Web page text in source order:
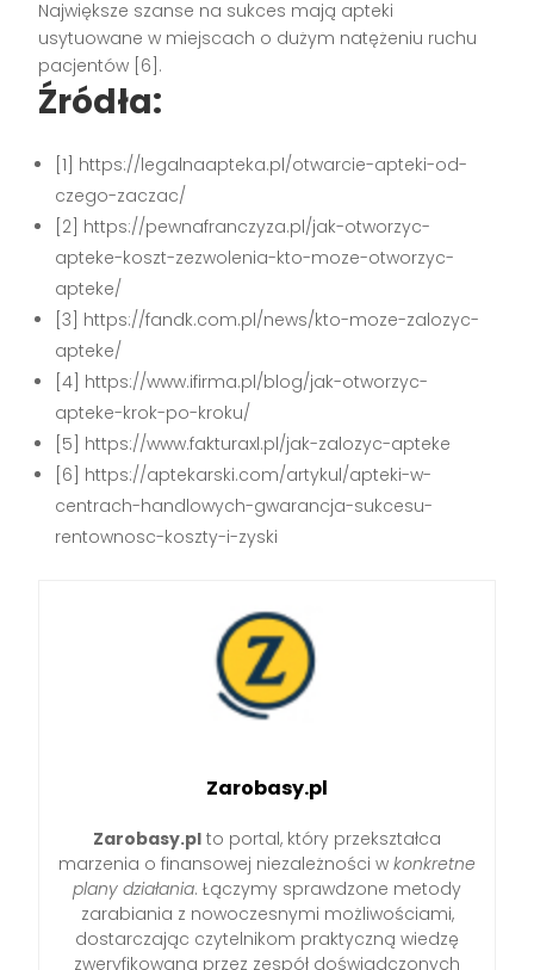
Największe szanse na sukces mają apteki
usytuowane w miejscach o dużym natężeniu ruchu
pacjentów [6] .
Źródła:
[1] https://legalnaapteka.pl/otwarcie-apteki-od-
czego-zaczac/
[2] https://pewnafranczyza.pl/jak-otworzyc-
apteke-koszt-zezwolenia-kto-moze-otworzyc-
apteke/
[3] https://fandk.com.pl/news/kto-moze-zalozyc-
apteke/
[4] https://www.ifirma.pl/blog/jak-otworzyc-
apteke-krok-po-kroku/
[5] https://www.fakturaxl.pl/jak-zalozyc-apteke
[6] https://aptekarski.com/artykul/apteki-w-
centrach-handlowych-gwarancja-sukcesu-
rentownosc-koszty-i-zyski
Zarobasy.pl
Zarobasy.pl to portal, który przekształca
marzenia o finansowej niezależności w konkretne
plany działania. Łączymy sprawdzone metody
zarabiania z nowoczesnymi możliwościami,
dostarczając czytelnikom praktyczną wiedzę
zweryfikowaną przez zespół doświadczonych